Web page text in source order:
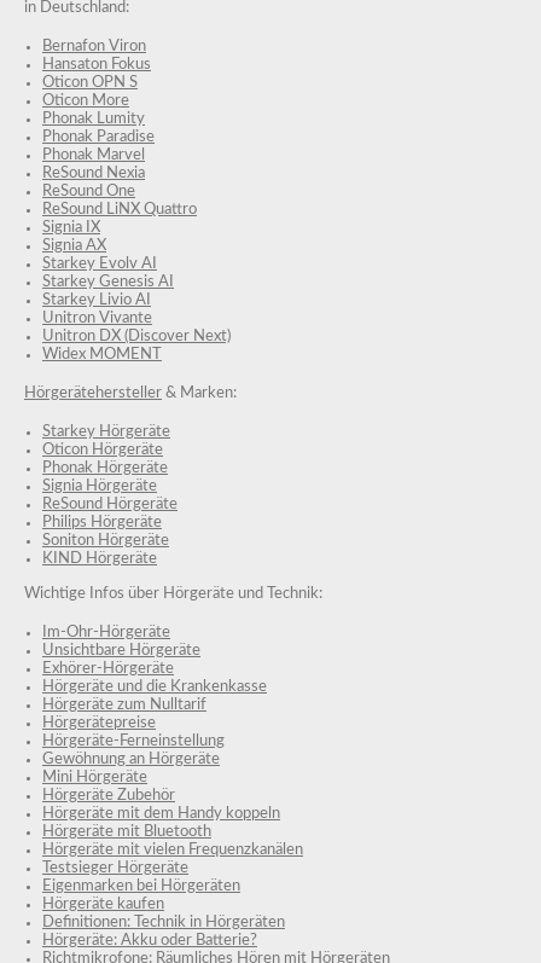
in Deutschland:
Bernafon Viron
Hansaton Fokus
Oticon OPN S
Oticon More
Phonak Lumity
Phonak Paradise
Phonak Marvel
ReSound Nexia
ReSound One
ReSound LiNX Quattro
Signia IX
Signia AX
Starkey Evolv AI
Starkey Genesis AI
Starkey Livio AI
Unitron Vivante
Unitron DX (Discover Next)
Widex MOMENT
Hörgerätehersteller & Marken:
Starkey Hörgeräte
Oticon Hörgeräte
Phonak Hörgeräte
Signia Hörgeräte
ReSound Hörgeräte
Philips Hörgeräte
Soniton Hörgeräte
KIND Hörgeräte
Wichtige Infos über Hörgeräte und Technik:
Im-Ohr-Hörgeräte
Unsichtbare Hörgeräte
Exhörer-Hörgeräte
Hörgeräte und die Krankenkasse
Hörgeräte zum Nulltarif
Hörgerätepreise
Hörgeräte-Ferneinstellung
Gewöhnung an Hörgeräte
Mini Hörgeräte
Hörgeräte Zubehör
Hörgeräte mit dem Handy koppeln
Hörgeräte mit Bluetooth
Hörgeräte mit vielen Frequenzkanälen
Testsieger Hörgeräte
Eigenmarken bei Hörgeräten
Hörgeräte kaufen
Definitionen: Technik in Hörgeräten
Hörgeräte: Akku oder Batterie?
Richtmikrofone: Räumliches Hören mit Hörgeräten